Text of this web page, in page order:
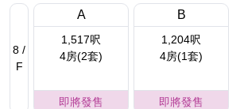
8 /
F
A
1,517呎
4房(2套)
即將發售
B
1,204呎
4房(1套)
即將發售